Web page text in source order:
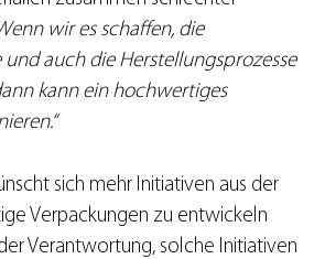
wir es schaffen, die
und auch die Herstellungsprozesse
kann ein hochwertiges
sich mehr Initiativen aus der
Verpackungen zu entwickeln
Verantwortung, solche Initiativen